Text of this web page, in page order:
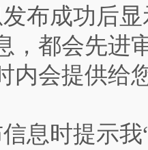
布成功后显
，都会先进
内会提供给
息时提示